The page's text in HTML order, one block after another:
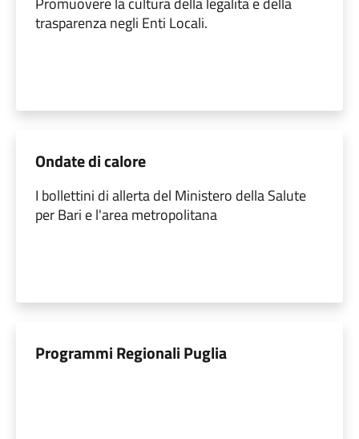
trasparenza negli Enti Locali.
Ondate di calore
I bollettini di allerta del Ministero della Salute
per Bari e l'area metropolitana
Programmi Regionali Puglia